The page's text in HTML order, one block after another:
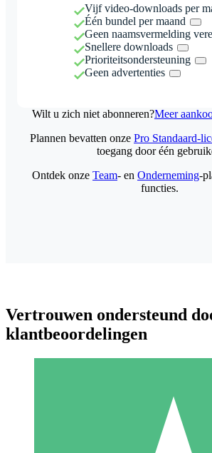
Vijf video-downloads per
Één bundel per maand
Geen naamsvermelding
Snellere downloads
Prioriteitsondersteuning
Geen advertenties
Wilt u zich niet abonneren?Meer
Individuele
Plannen bevatten onze Pro Standaard-
toegang door één
Ontdek onze Team- en Onderneming-
functies.
Vertrouwen ondersteund
klantbeoordelingen